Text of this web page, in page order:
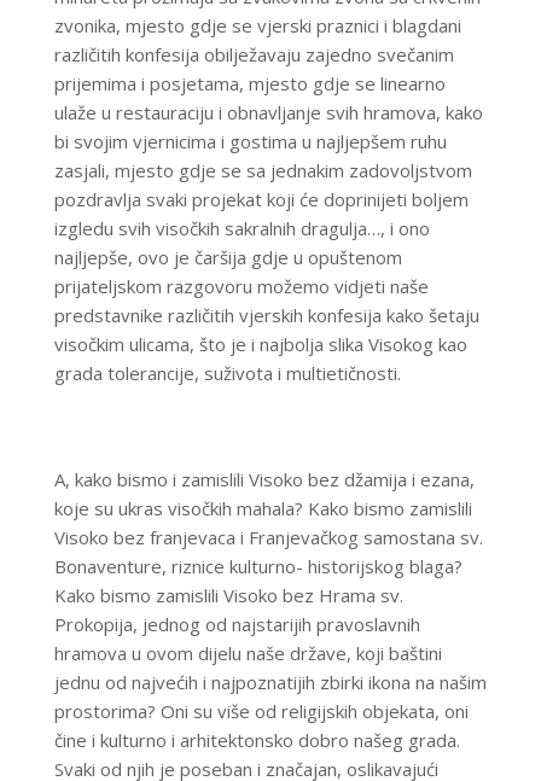
zvonika, mjesto gdje se vjerski praznici i blagdani
različitih konfesija obilježavaju zajedno svečanim
prijemima i posjetama, mjesto gdje se linearno
ulaže u restauraciju i obnavljanje svih hramova, kako
bi svojim vjernicima i gostima u najljepšem ruhu
zasjali, mjesto gdje se sa jednakim zadovoljstvom
pozdravlja svaki projekat koji će doprinijeti boljem
izgledu svih visočkih sakralnih dragulja…, i ono
najljepše, ovo je čaršija gdje u opuštenom
prijateljskom razgovoru možemo vidjeti naše
predstavnike različitih vjerskih konfesija kako šetaju
visočkim ulicama, što je i najbolja slika Visokog kao
grada tolerancije, suživota i multietičnosti.
A, kako bismo i zamislili Visoko bez džamija i ezana,
koje su ukras visočkih mahala? Kako bismo zamislili
Visoko bez franjevaca i Franjevačkog samostana sv.
Bonaventure, riznice kulturno- historijskog blaga?
Kako bismo zamislili Visoko bez Hrama sv.
Prokopija, jednog od najstarijih pravoslavnih
hramova u ovom dijelu naše države, koji baštini
jednu od najvećih i najpoznatijih zbirki ikona na našim
prostorima? Oni su više od religijskih objekata, oni
čine i kulturno i arhitektonsko dobro našeg grada.
Svaki od njih je poseban i značajan, oslikavajući